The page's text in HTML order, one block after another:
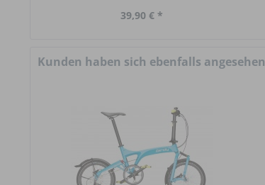
39,90 € *
Kunden haben sich ebenfalls angesehen